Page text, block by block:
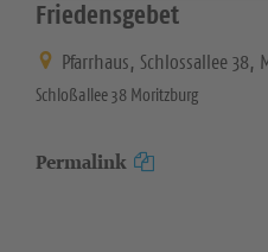
Friedensgebet
Pfarrhaus, Schlossallee 38,
Schloßallee 38 Moritzburg
Permalink